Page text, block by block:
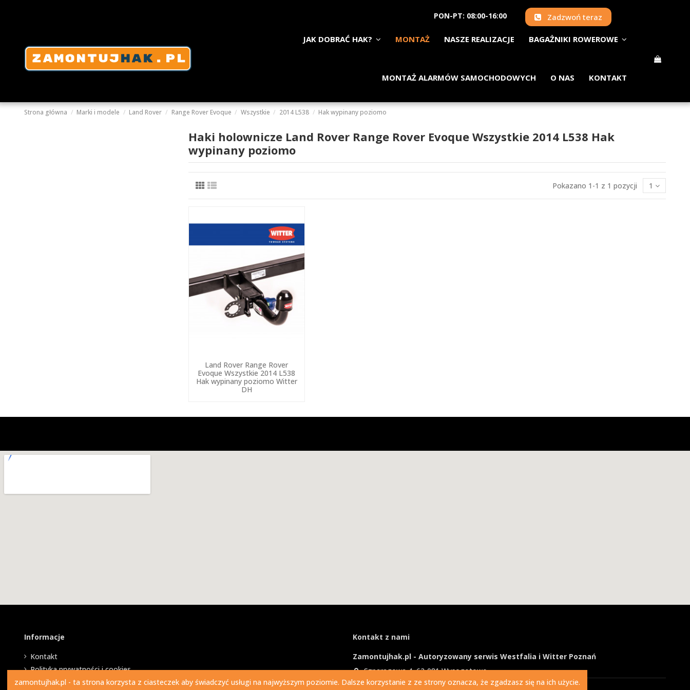
PON-PT: 08:00-16:00 Zadzwoń teraz
JAK DOBRAĆ HAK? MONTAŻ NASZE REALIZACJE BAGAŻNIKI ROWEROWE
MONTAŻ ALARMÓW SAMOCHODOWYCH O NAS KONTAKT
Strona główna Marki i modele Land Rover Range Rover Evoque Wszystkie 2014 L538 Hak wypinany poziomo
Haki holownicze Land Rover Range Rover Evoque Wszystkie 2014 L538 Hak
wypinany poziomo
Pokazano 1-1 z 1 pozycji 1
Land Rover Range Rover
Evoque Wszystkie 2014 L538
Hak wypinany poziomo Witter
DH
Informacje
Kontakt
Polityka prywatności i cookies
Kontakt z nami
Zamontujhak.pl - Autoryzowany serwis Westfalia i Witter Poznań
Szparagowa 4, 62-081 Wysogotowo
730 037 037
zamontujhak.pl - ta strona korzysta z ciasteczek aby świadczyć usługi na najwyższym poziomie. Dalsze korzystanie z ze strony oznacza, że zgadzasz się na ich użycie.